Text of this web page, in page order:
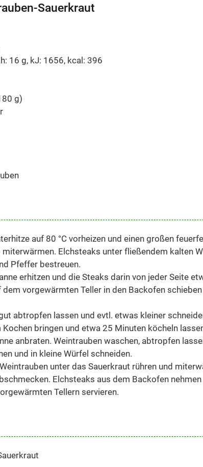
Sauerkraut
16 g, kJ: 1656, kcal: 396
g)
auf 80 °C vorheizen und einen großen
Elchsteaks unter fließendem kalten
Pfeffer bestreuen.
erhitzen und die Steaks darin von jeder Seite
dem vorgewärmten Teller in den Backofen
abtropfen lassen und evtl. etwas kleiner
bringen und etwa 25 Minuten köcheln
anbraten. Weintrauben waschen, abtropfen
und in kleine Würfel schneiden.
unter das Sauerkraut rühren und
Elchsteaks aus dem Backofen
Tellern servieren.